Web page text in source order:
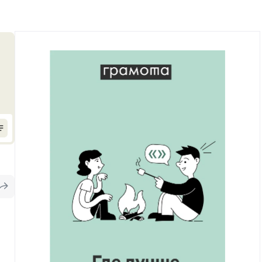
Правила русского языка: от азов до тонкостей
Интерактивные упражнения: от простого к
Учебники и справочники